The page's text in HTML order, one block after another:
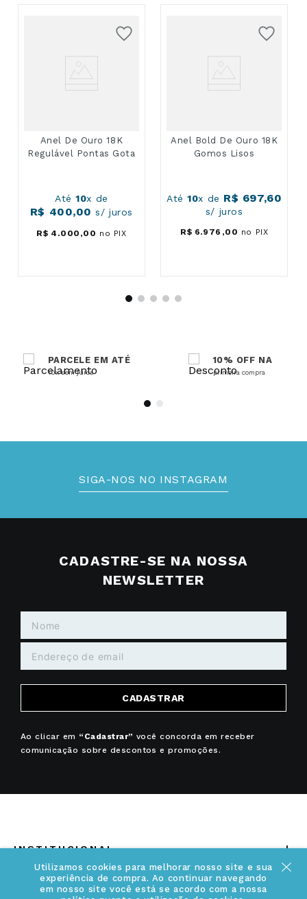
Utilizamos cookies para melhorar nosso site e sua
experiência de compra. Ao continuar navegando
em nosso site você está se acordo com a nossa
Anel De Ouro 18K
Regulável Pontas Gota
Até10x de
R$ 400,00 s/ juros
R$ 4 .000 ,00 no PIX
Anel Bold De Ouro 18K
Gomos Lisos
Até 10x de
697 60s/ juros
R$ 6.976 ,00 no PIX
PARCELE EM ATÉ
10x sem juros
10% OFF NA
primeira compra
SIGA-NOS NO INSTAGRAM
CADASTRE-SE NA NOSSA
NEWSLETTER
CADASTRAR
Ao clicar em “Cadastrar” você concorda em receber
comunicação sobre descontos e promoções.
INSTITUCIONAL +
Quem somos
INFORMAÇÕES